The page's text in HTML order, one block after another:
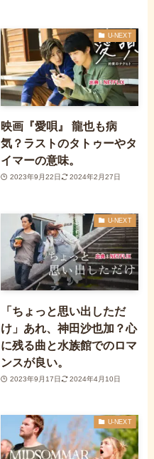
U-NEXT
映画『愛唄』 龍也も病
気？ラストのタトゥーやタ
イマーの意味。
2023年9月22日 2024年2月27日
U-NEXT
「ちょっと思い出しただ
け」あれ、神田沙也加？心
に残る曲と水族館でのロマ
ンスが良い。
2023年9月17日 2024年4月10日
U-NEXT